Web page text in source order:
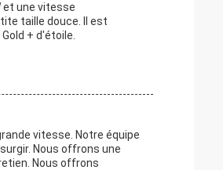
et une vitesse
taille douce. Il est
+ d'étoile.
vitesse. Notre équipe
Nous offrons une
Nous offrons